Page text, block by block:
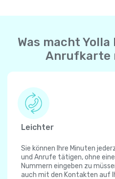
Was macht
Anrufkarte
Leichter
Sie können Ihre Minuten
und Anrufe tätigen, ohne
Nummern eingeben zu
auch mit den Kontakten auf